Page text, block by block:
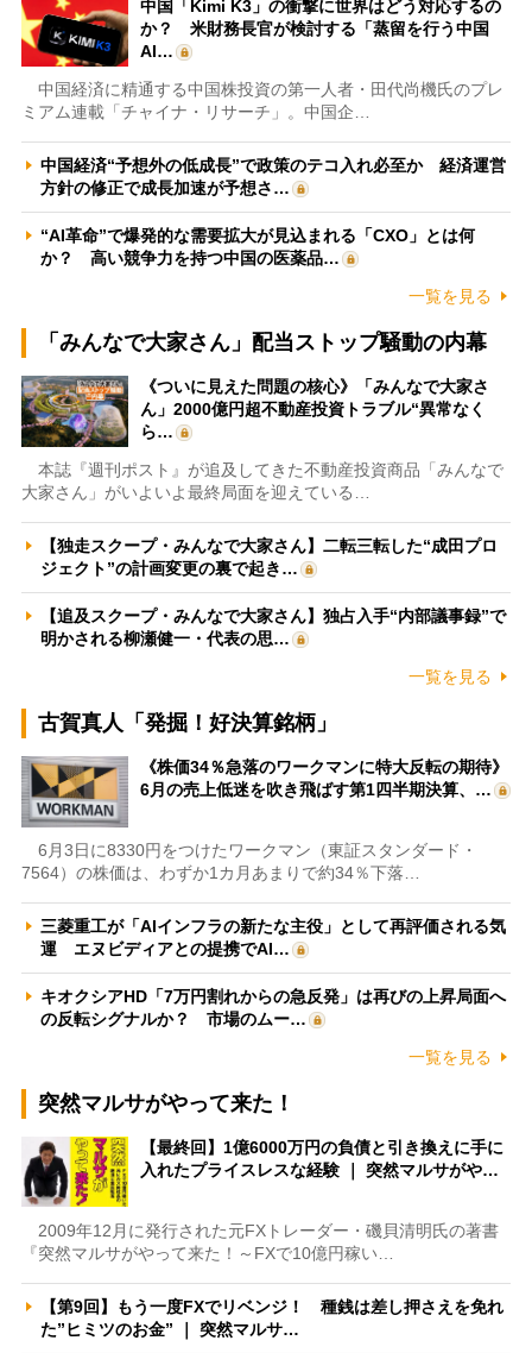
中国「Kimi K3」の衝撃に世界はどう対応するの
か？ 米財務長官が検討する「蒸留を行う中国
AI…
中国経済に精通する中国株投資の第一人者・田代尚機氏のプレ
ミアム連載「チャイナ・リサーチ」。中国企…
中国経済“予想外の低成長”で政策のテコ入れ必至か 経済運営
方針の修正で成長加速が予想さ…
“AI革命”で爆発的な需要拡大が見込まれる「CXO」とは何
か？ 高い競争力を持つ中国の医薬品…
一覧を見る
「みんなで大家さん」配当ストップ騒動の内幕
《ついに見えた問題の核心》「みんなで大家さ
ん」2000億円超不動産投資トラブル“異常なく
ら…
本誌『週刊ポスト』が追及してきた不動産投資商品「みんなで
大家さん」がいよいよ最終局面を迎えている…
【独走スクープ・みんなで大家さん】二転三転した“成田プロ
ジェクト”の計画変更の裏で起き…
【追及スクープ・みんなで大家さん】独占入手“内部議事録”で
明かされる柳瀬健一・代表の思…
一覧を見る
古賀真人「発掘！好決算銘柄」
《株価34％急落のワークマンに特大反転の期待》
6月の売上低迷を吹き飛ばす第1四半期決算、…
6月3日に8330円をつけたワークマン（東証スタンダード・
7564）の株価は、わずか1カ月あまりで約34％下落…
三菱重工が「AIインフラの新たな主役」として再評価される気
運 エヌビディアとの提携でAI…
キオクシアHD「7万円割れからの急反発」は再びの上昇局面へ
の反転シグナルか？ 市場のムー…
一覧を見る
突然マルサがやって来た！
【最終回】1億6000万円の負債と引き換えに手に
入れたプライスレスな経験 ｜ 突然マルサがや…
2009年12月に発行された元FXトレーダー・磯貝清明氏の著書
『突然マルサがやって来た！～FXで10億円稼い…
【第9回】もう一度FXでリベンジ！ 種銭は差し押さえを免れ
た”ヒミツのお金” ｜ 突然マルサ…